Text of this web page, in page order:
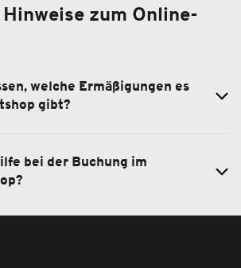
zum Online-
welche Ermäßigungen es
gibt?
bei der Buchung im